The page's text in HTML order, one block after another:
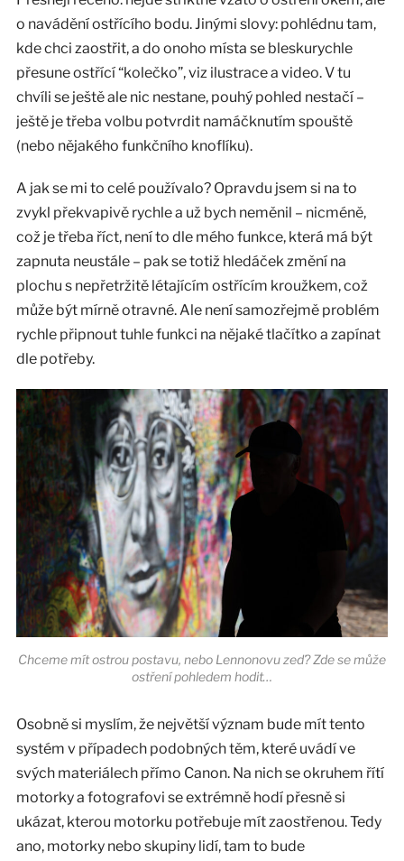
o navádění ostřícího bodu. Jinými slovy: pohlédnu tam,
kde chci zaostřit, a do onoho místa se bleskurychle
přesune ostřící “kolečko”, viz ilustrace a video. V tu
chvíli se ještě ale nic nestane, pouhý pohled nestačí –
ještě je třeba volbu potvrdit namáčknutím spouště
(nebo nějakého funkčního knoflíku).
A jak se mi to celé používalo? Opravdu jsem si na to
zvykl překvapivě rychle a už bych neměnil – nicméně,
což je třeba říct, není to dle mého funkce, která má být
zapnuta neustále – pak se totiž hledáček změní na
plochu s nepřetržitě létajícím ostřícím kroužkem, což
může být mírně otravné. Ale není samozřejmě problém
rychle připnout tuhle funkci na nějaké tlačítko a zapínat
dle potřeby.
Chceme mít ostrou postavu, nebo Lennonovu zeď? Zde se může
ostření pohledem hodit…
Osobně si myslím, že největší význam bude mít tento
systém v případech podobných těm, které uvádí ve
svých materiálech přímo Canon. Na nich se okruhem řítí
motorky a fotografovi se extrémně hodí přesně si
ukázat, kterou motorku potřebuje mít zaostřenou. Tedy
ano, motorky nebo skupiny lidí, tam to bude